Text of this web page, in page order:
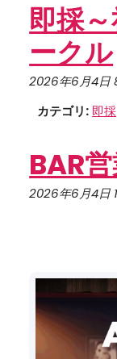
即採
ークル
2026年6月4日
カテゴリ: 即採
BAR
2026年6月4日